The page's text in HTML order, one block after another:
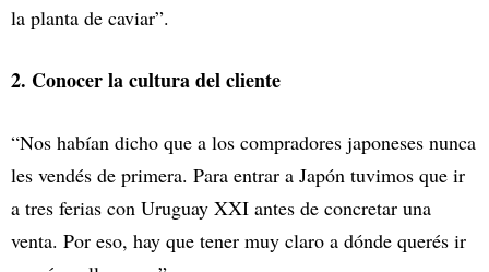
la planta de caviar”.
2. Conocer la cultura del cliente
“Nos habían dicho que a los compradores japoneses nunca
les vendés de primera. Para entrar a Japón tuvimos que ir
a tres ferias con Uruguay XXI antes de concretar una
venta. Por eso, hay que tener muy claro a dónde querés ir